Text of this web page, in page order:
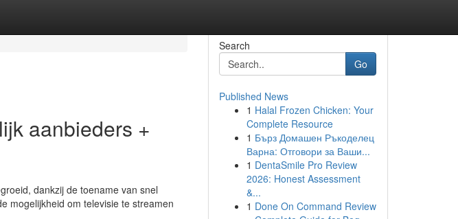
aanbieders +
dankzij de toename van snel
mogelijkheid om televisie te streamen
Search
Go
Published News
1 Halal Frozen Chicken: Your
Complete Resource
1 Бърз Домашен Ръкоделец
Варна: Отговори за Ваши...
1 DentaSmile Pro Review
2026: Honest Assessment
&...
1 Done On Command Review